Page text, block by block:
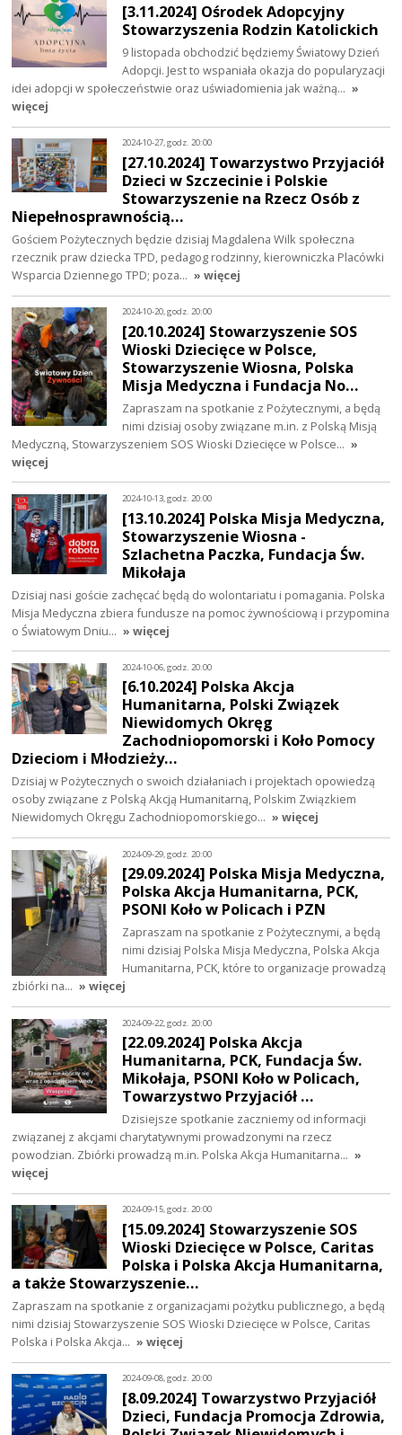
[3.11.2024] Ośrodek Adopcyjny
Stowarzyszenia Rodzin Katolickich
9 listopada obchodzić będziemy Światowy Dzień
Adopcji. Jest to wspaniała okazja do popularyzacji
idei adopcji w społeczeństwie oraz uświadomienia jak ważną… »
więcej
2024-10-27, godz. 20:00
[27.10.2024] Towarzystwo Przyjaciół
Dzieci w Szczecinie i Polskie
Stowarzyszenie na Rzecz Osób z
Niepełnosprawnością…
Gościem Pożytecznych będzie dzisiaj Magdalena Wilk społeczna
rzecznik praw dziecka TPD, pedagog rodzinny, kierowniczka Placówki
Wsparcia Dziennego TPD; poza… » więcej
2024-10-20, godz. 20:00
[20.10.2024] Stowarzyszenie SOS
Wioski Dziecięce w Polsce,
Stowarzyszenie Wiosna, Polska
Misja Medyczna i Fundacja No…
Zapraszam na spotkanie z Pożytecznymi, a będą
nimi dzisiaj osoby związane m.in. z Polską Misją
Medyczną, Stowarzyszeniem SOS Wioski Dziecięce w Polsce… »
więcej
2024-10-13, godz. 20:00
[13.10.2024] Polska Misja Medyczna,
Stowarzyszenie Wiosna -
Szlachetna Paczka, Fundacja Św.
Mikołaja
Dzisiaj nasi goście zachęcać będą do wolontariatu i pomagania. Polska
Misja Medyczna zbiera fundusze na pomoc żywnościową i przypomina
o Światowym Dniu… » więcej
2024-10-06, godz. 20:00
[6.10.2024] Polska Akcja
Humanitarna, Polski Związek
Niewidomych Okręg
Zachodniopomorski i Koło Pomocy
Dzieciom i Młodzieży…
Dzisiaj w Pożytecznych o swoich działaniach i projektach opowiedzą
osoby związane z Polską Akcją Humanitarną, Polskim Związkiem
Niewidomych Okręgu Zachodniopomorskiego… » więcej
2024-09-29, godz. 20:00
[29.09.2024] Polska Misja Medyczna,
Polska Akcja Humanitarna, PCK,
PSONI Koło w Policach i PZN
Zapraszam na spotkanie z Pożytecznymi, a będą
nimi dzisiaj Polska Misja Medyczna, Polska Akcja
Humanitarna, PCK, które to organizacje prowadzą
zbiórki na… » więcej
2024-09-22, godz. 20:00
[22.09.2024] Polska Akcja
Humanitarna, PCK, Fundacja Św.
Mikołaja, PSONI Koło w Policach,
Towarzystwo Przyjaciół …
Dzisiejsze spotkanie zaczniemy od informacji
związanej z akcjami charytatywnymi prowadzonymi na rzecz
powodzian. Zbiórki prowadzą m.in. Polska Akcja Humanitarna… »
więcej
2024-09-15, godz. 20:00
[15.09.2024] Stowarzyszenie SOS
Wioski Dziecięce w Polsce, Caritas
Polska i Polska Akcja Humanitarna,
a także Stowarzyszenie…
Zapraszam na spotkanie z organizacjami pożytku publicznego, a będą
nimi dzisiaj Stowarzyszenie SOS Wioski Dziecięce w Polsce, Caritas
Polska i Polska Akcja… » więcej
2024-09-08, godz. 20:00
[8.09.2024] Towarzystwo Przyjaciół
Dzieci, Fundacja Promocja Zdrowia,